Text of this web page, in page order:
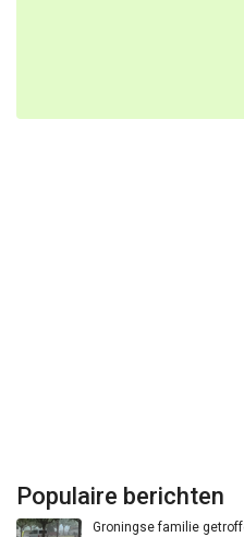
Populaire berichten
Groningse familie